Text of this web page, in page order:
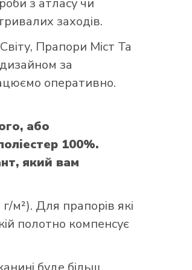
з атласу чи
заходів.
, Прапори Міст Та
за
оперативно.
або
100%.
який вам
м²). Для прапорів які
полотно компенсує